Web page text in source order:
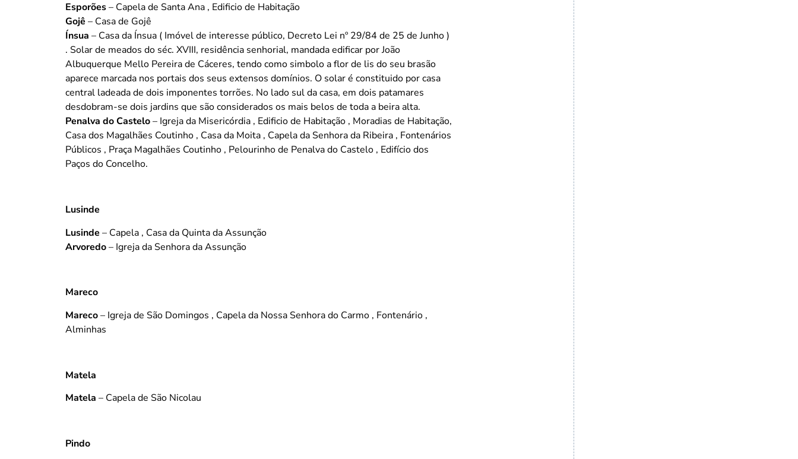
Esporões– Capela de Santa Ana , Edificio de Habitação
Gojê – Casa de Gojê
Ínsua – Casa da Ínsua ( Imóvel de interesse público, Decreto Lei nº 29/84 de 25 de Junho )
. Solar de meados do séc. XVIII, residência senhorial, mandada edificar por João
Albuquerque Mello Pereira de Cáceres, tendo como simbolo a flor de lis do seu brasão
aparece marcada nos portais dos seus extensos domínios. O solar é constituido por casa
central ladeada de dois imponentes torrões. No lado sul da casa, em dois patamares
desdobram-se dois jardins que são considerados os mais belos de toda a beira alta.
Penalva do Castelo– Igreja da Misericórdia , Edificio de Habitação , Moradias de Habitação,
Casa dos Magalhães Coutinho , Casa da Moita , Capela da Senhora da Ribeira , Fontenários
Públicos , Praça Magalhães Coutinho , Pelourinho de Penalva do Castelo , Edifício dos
Paços do Concelho.
Lusinde
Lusinde – Capela , Casa da Quinta da Assunção
Arvoredo– Igreja da Senhora da Assunção
Mareco
Mareco– Igreja de São Domingos , Capela da Nossa Senhora do Carmo , Fontenário ,
Alminhas
Matela
Matela – Capela de São Nicolau
Pindo